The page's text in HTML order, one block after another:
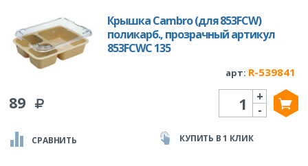
Крышка Cambro (для 853FCW)
поликарб., прозрачный артикул
853FCWC 135
арт: R-539841
89 Количество
-
+
СРАВНИТЬ КУПИТЬ В 1 КЛИК